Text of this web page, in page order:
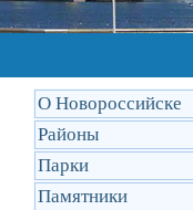
О Новороссийске
Районы
Парки
Памятники